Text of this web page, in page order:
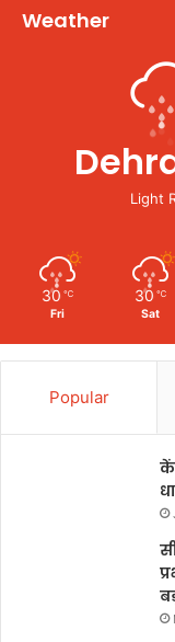
Weather
Light
30 ℃
Fri
30 ℃
Sat
Popular